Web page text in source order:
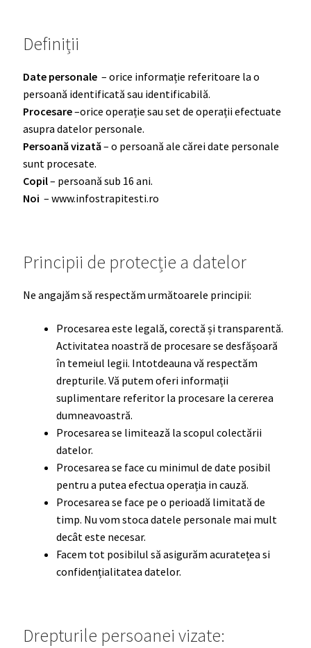
Definiții
Date personale – orice informație referitoare la o
persoană identificată sau identificabilă.
Procesare–orice operație sau set de operații efectuate
asupra datelor personale.
Persoană vizată– o persoană ale cărei date personale
sunt procesate.
Copil– persoană sub 16 ani.
Noi – www.infostrapitesti.ro
Principii de protecție a datelor
Ne angajăm să respectăm următoarele principii:
Procesarea este legală, corectă și transparentă.
Activitatea noastră de procesare se desfășoară
în temeiul legii. Intotdeauna vă respectăm
drepturile. Vă putem oferi informații
suplimentare referitor la procesare la cererea
dumneavoastră.
Procesarea se limitează la scopul colectării
datelor.
Procesarea se face cu minimul de date posibil
pentru a putea efectua operația in cauză.
Procesarea se face pe o perioadă limitată de
timp. Nu vom stoca datele personale mai mult
decât este necesar.
Facem tot posibilul să asigurăm acuratețea si
confidențialitatea datelor.
Drepturile persoanei vizate: